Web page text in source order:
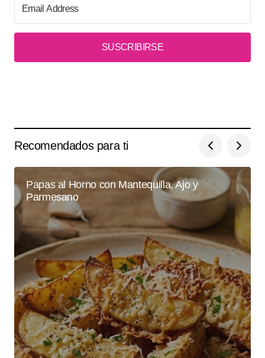
SUSCRIBIRSE
Recomendados para ti
Papas al Horno con Mantequilla, Ajo y
Parmesano